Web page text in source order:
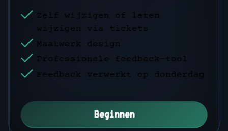
Zelf wijzigen of laten
Maatwerk design
Professionele feedback-tool
Feedback verwerkt op donderdag
Beginnen
Zelf wijzigen of laten
wijzigen via tickets
Maatwerk design
Professionele feedback-tool
Feedback verwerkt op donderdag
Beginnen